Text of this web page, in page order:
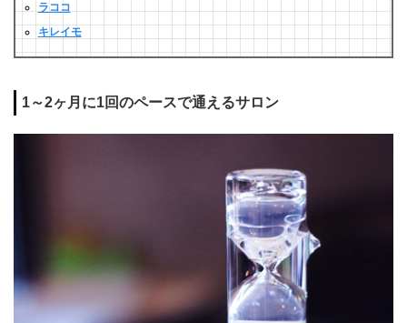
ラココ
キレイモ
1～2ヶ月に1回のペースで通えるサロン